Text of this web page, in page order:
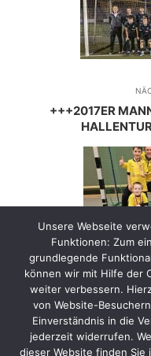
+++2017ER
Unsere Webseite
Funktionen: Zum
grundlegende
können wir mit Hilfe der
weiter verbessern.
von Website-
Einverständnis in die
jederzeit widerrufen.
dieser Website finden Sie